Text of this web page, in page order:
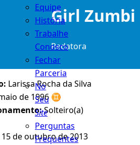
Equipe
História
Trabalhe
Conosco
Fechar
Parceria
No
Seu
Site
Perguntas
Frequentes
Girl Zumbi
Redatora
Larissa Rocha da Silva
de 1996 ♊️
Solteiro(a)
15 de outubro de 2013